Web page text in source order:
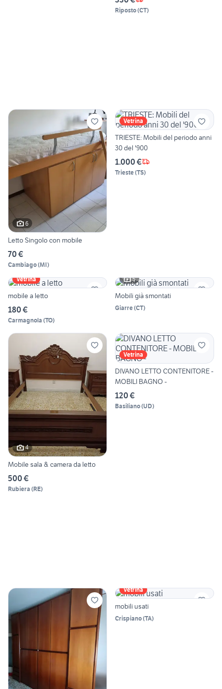
Riposto(CT)
6
Letto Singolo con mobile
70 €
Cambiago(MI)
Vetrina
TRIESTE: Mobili del periodo anni
30 del '900
1.000 €
Trieste(TS)
Vetrina
mobile a letto
180 €
Carmagnola (TO)
5
Mobili già smontati
Giarre(CT)
4
Mobile sala & camera da letto
500 €
Rubiera (RE)
Vetrina
DIVANO LETTO CONTENITORE -
MOBILI BAGNO -
120 €
Basiliano(UD)
Vetrina
mobili usati
Crispiano(TA)